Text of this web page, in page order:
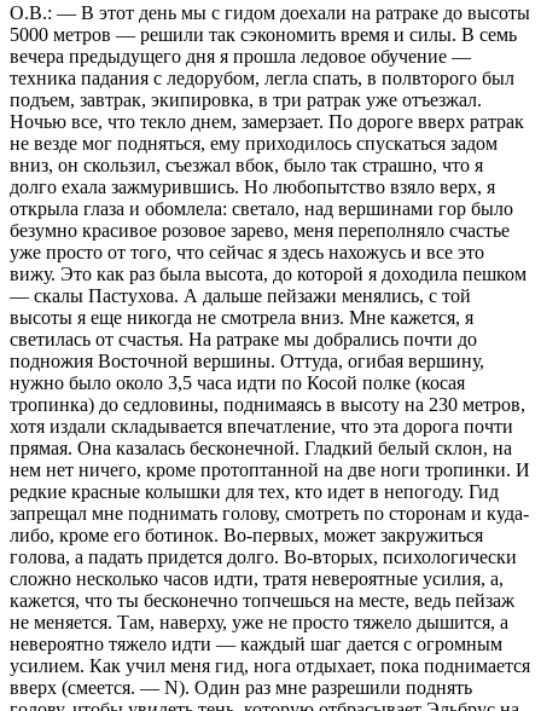
О.В.: — В этот день мы с гидом доехали на ратраке до высоты
5000 метров — решили так сэкономить время и силы. В семь
вечера предыдущего дня я прошла ледовое обучение —
техника падания с ледорубом, легла спать, в полвторого был
подъем, завтрак, экипировка, в три ратрак уже отъезжал.
Ночью все, что текло днем, замерзает. По дороге вверх ратрак
не везде мог подняться, ему приходилось спускаться задом
вниз, он скользил, съезжал вбок, было так страшно, что я
долго ехала зажмурившись. Но любопытство взяло верх, я
открыла глаза и обомлела: светало, над вершинами гор было
безумно красивое розовое зарево, меня переполняло счастье
уже просто от того, что сейчас я здесь нахожусь и все это
вижу. Это как раз была высота, до которой я доходила пешком
— скалы Пастухова. А дальше пейзажи менялись, с той
высоты я еще никогда не смотрела вниз. Мне кажется, я
светилась от счастья. На ратраке мы добрались почти до
подножия Восточной вершины. Оттуда, огибая вершину,
нужно было около 3,5 часа идти по Косой полке (косая
тропинка) до седловины, поднимаясь в высоту на 230 метров,
хотя издали складывается впечатление, что эта дорога почти
прямая. Она казалась бесконечной. Гладкий белый склон, на
нем нет ничего, кроме протоптанной на две ноги тропинки. И
редкие красные колышки для тех, кто идет в непогоду. Гид
запрещал мне поднимать голову, смотреть по сторонам и куда-
либо, кроме его ботинок. Во-первых, может закружиться
голова, а падать придется долго. Во-вторых, психологически
сложно несколько часов идти, тратя невероятные усилия, а,
кажется, что ты бесконечно топчешься на месте, ведь пейзаж
не меняется. Там, наверху, уже не просто тяжело дышится, а
невероятно тяжело идти — каждый шаг дается с огромным
усилием. Как учил меня гид, нога отдыхает, пока поднимается
вверх (смеется. — N). Один раз мне разрешили поднять